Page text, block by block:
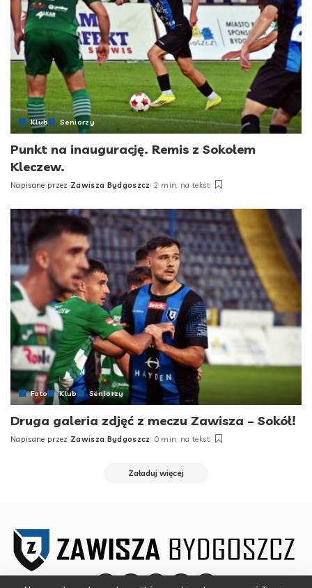
Klub Seniorzy
Punkt na inaugurację. Remis z Sokołem
Kleczew.
Posted
Napisane przez Zawisza Bydgoszcz 2 min. na tekst
Foto Klub Seniorzy
Druga galeria zdjęć z meczu Zawisza – Sokół!
Posted
Napisane przez Zawisza Bydgoszcz 0 min. na tekst
Załaduj więcej